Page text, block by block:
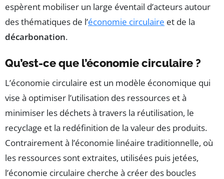
espèrent mobiliser un large éventail d’acteurs autour
des thématiques de l’économie circulaire et de la
décarbonation.
Qu’est-ce que l’économie circulaire ?
L’économie circulaire est un modèle économique qui
vise à optimiser l’utilisation des ressources et à
minimiser les déchets à travers la réutilisation, le
recyclage et la redéfinition de la valeur des produits.
Contrairement à l’économie linéaire traditionnelle, où
les ressources sont extraites, utilisées puis jetées,
l’économie circulaire cherche à créer des boucles